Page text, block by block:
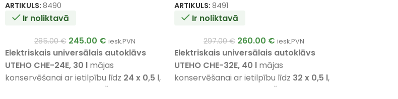
ARTIKULS: 8490
Ir noliktavā
285.00€ 245.00 € iesk.PVN
Elektriskais universālais autoklāvs
UTEHO CHE-24E, 30 l mājas
konservēšanai ar ietilpību līdz 24 x 0,5 l,
burkām. Šī modeļa tips
ARTIKULS: 8491
Ir noliktavā
297.00€ 260.00 € iesk.PVN
Elektriskais universālais autoklāvs
UTEHO CHE-32E, 40 l mājas
konservēšanai ar ietilpību līdz 32 x 0,5 l,
burkām. Šī modeļa tips